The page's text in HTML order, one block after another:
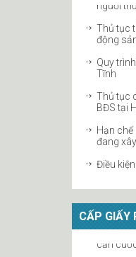
Hiệp
hội cho
Thắc
việc góp
chấp
thiếu...
Thủ tục
động
Quy
Tĩnh
BĐS tại
Hạn
đang
Điều
Thủ tục
mua
Mua lại
CẤP GIẤY
THỦ